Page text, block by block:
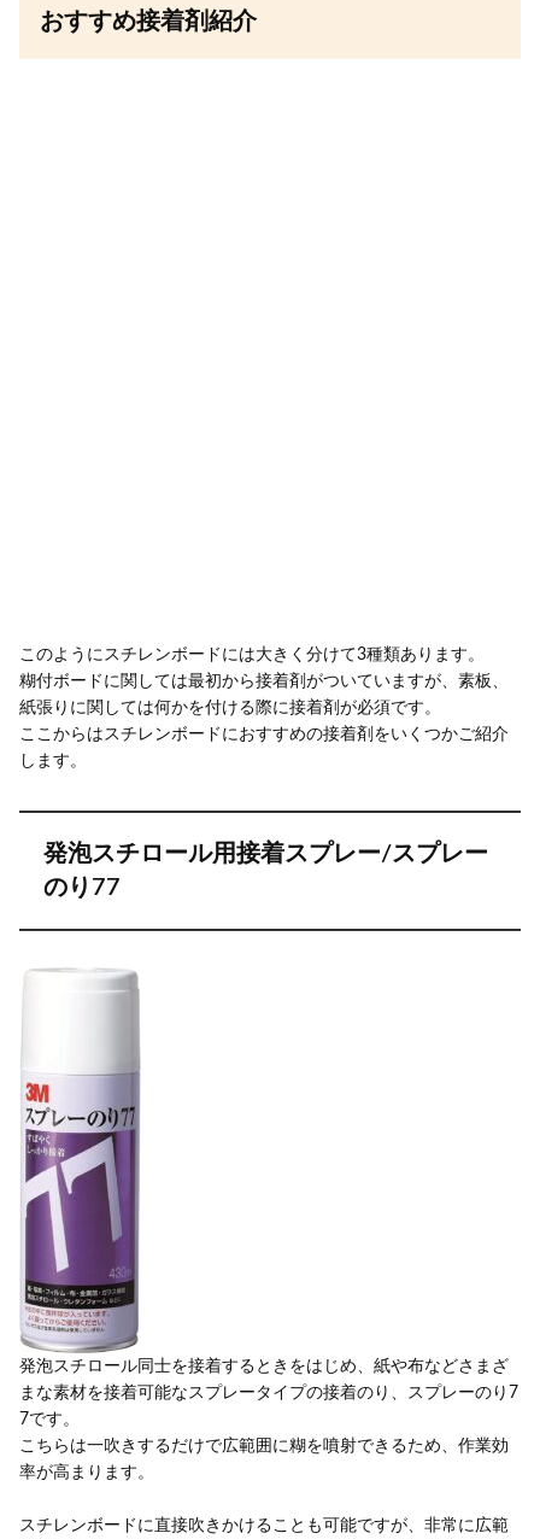
おすすめ接着剤紹介
このようにスチレンボードには大きく分けて3種類あります。
糊付ボードに関しては最初から接着剤がついていますが、素板、
紙張りに関しては何かを付ける際に接着剤が必須です。
ここからはスチレンボードにおすすめの接着剤をいくつかご紹介
します。
発泡スチロール用接着スプレー/スプレー
のり77
発泡スチロール同士を接着するときをはじめ、紙や布などさまざ
まな素材を接着可能なスプレータイプの接着のり、スプレーのり7
7です。
こちらは一吹きするだけで広範囲に糊を噴射できるため、作業効
率が高まります。
スチレンボードに直接吹きかけることも可能ですが、非常に広範